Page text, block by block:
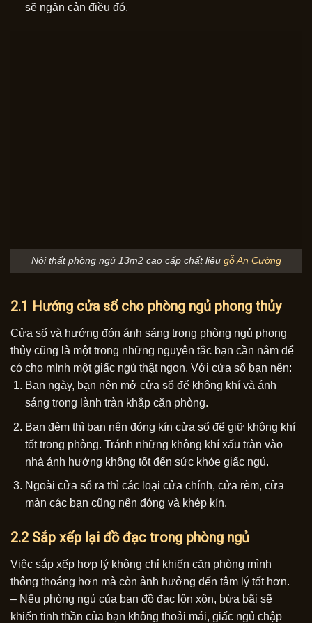
sẽ ngăn cản điều đó.
Nội thất phòng ngủ 13m2 cao cấp chất liệu gỗ An Cường
2.1 Hướng cửa sổ cho phòng ngủ phong thủy
Cửa sổ và hướng đón ánh sáng trong phòng ngủ phong
thủy cũng là một trong những nguyên tắc bạn cần nắm để
có cho mình một giấc ngủ thật ngon. Với cửa sổ bạn nên:
Ban ngày, bạn nên mở cửa sổ để không khí và ánh
sáng trong lành tràn khắp căn phòng.
Ban đêm thì bạn nên đóng kín cửa sổ để giữ không khí
tốt trong phòng. Tránh những không khí xấu tràn vào
nhà ảnh hưởng không tốt đến sức khỏe giấc ngủ.
Ngoài cửa sổ ra thì các loại cửa chính, cửa rèm, cửa
màn các bạn cũng nên đóng và khép kín.
2.2 Sắp xếp lại đồ đạc trong phòng ngủ
Việc sắp xếp hợp lý không chỉ khiến căn phòng mình
thông thoáng hơn mà còn ảnh hưởng đến tâm lý tốt hơn.
– Nếu phòng ngủ của bạn đồ đạc lộn xộn, bừa bãi sẽ
khiến tinh thần của bạn không thoải mái, giấc ngủ chập